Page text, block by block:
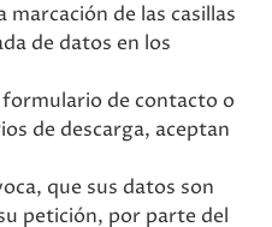
marcación de las casillas
de datos en los
de contacto o
de descarga, aceptan
que sus datos son
petición, por parte del